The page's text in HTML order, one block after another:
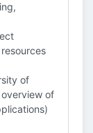
of
of